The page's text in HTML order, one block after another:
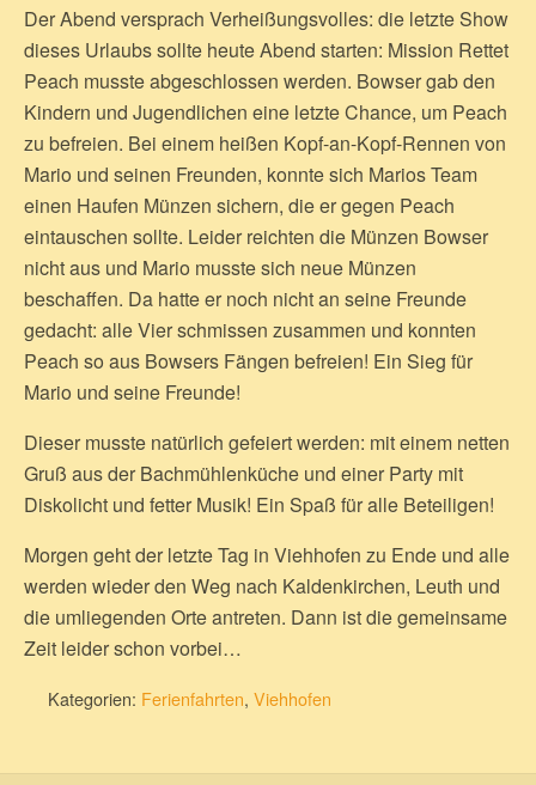
Der Abend versprach Verheißungsvolles: die letzte Show
dieses Urlaubs sollte heute Abend starten: Mission Rettet
Peach musste abgeschlossen werden. Bowser gab den
Kindern und Jugendlichen eine letzte Chance, um Peach
zu befreien. Bei einem heißen Kopf-an-Kopf-Rennen von
Mario und seinen Freunden, konnte sich Marios Team
einen Haufen Münzen sichern, die er gegen Peach
eintauschen sollte. Leider reichten die Münzen Bowser
nicht aus und Mario musste sich neue Münzen
beschaffen. Da hatte er noch nicht an seine Freunde
gedacht: alle Vier schmissen zusammen und konnten
Peach so aus Bowsers Fängen befreien! Ein Sieg für
Mario und seine Freunde!
Dieser musste natürlich gefeiert werden: mit einem netten
Gruß aus der Bachmühlenküche und einer Party mit
Diskolicht und fetter Musik! Ein Spaß für alle Beteiligen!
Morgen geht der letzte Tag in Viehhofen zu Ende und alle
werden wieder den Weg nach Kaldenkirchen, Leuth und
die umliegenden Orte antreten. Dann ist die gemeinsame
Zeit leider schon vorbei…
Kategorien: Ferienfahrten, Viehhofen